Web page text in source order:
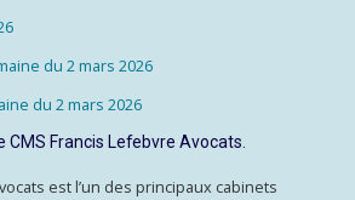
du 2 mars 2026
du 2 mars 2026
CMS Francis Lefebvre Avocats.
est l’un des principaux cabinets